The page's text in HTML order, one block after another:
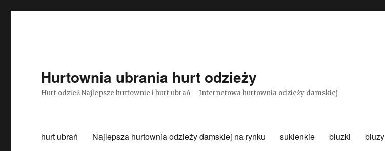
Hurtownia ubrania hurt odzieży
Hurt odzież Najlepsze hurtownie i hurt ubrań – Internetowa hurtownia odzieży damskiej
hurt ubrań Najlepsza hurtownia odzieży damskiej na rynku sukienkie bluzki bluzy